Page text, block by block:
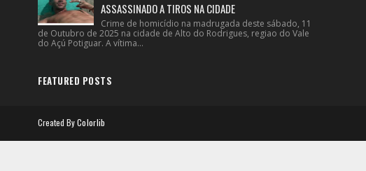
ASSASSINADO A TIROS NA CIDADE
Crime de homicídio na madrugada deste sábado, 11
de Outubro de 2025 na cidade de Alto do Rodrigues, regiao do Vale
do Açú Potiguar. A vítima...
FEATURED POSTS
Created ByColorlib